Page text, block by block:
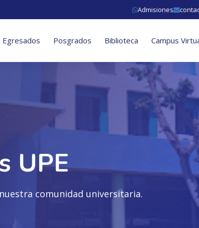
Admisiones
Egresados Posgrados Biblioteca Campus
UPE
comunidad universitaria.